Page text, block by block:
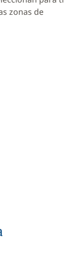
zonas de